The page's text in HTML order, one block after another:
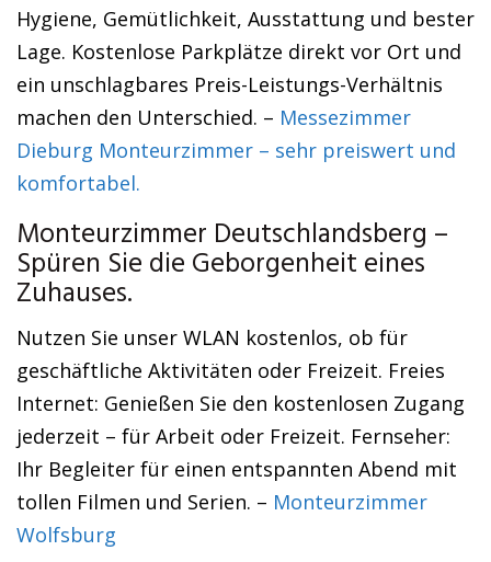
Hygiene, Gemütlichkeit, Ausstattung und bester
Lage. Kostenlose Parkplätze direkt vor Ort und
ein unschlagbares Preis-Leistungs-Verhältnis
machen den Unterschied. – Messezimmer
Dieburg Monteurzimmer – sehr preiswert und
komfortabel.
Monteurzimmer Deutschlandsberg –
Spüren Sie die Geborgenheit eines
Zuhauses.
Nutzen Sie unser WLAN kostenlos, ob für
geschäftliche Aktivitäten oder Freizeit. Freies
Internet: Genießen Sie den kostenlosen Zugang
jederzeit – für Arbeit oder Freizeit. Fernseher:
Ihr Begleiter für einen entspannten Abend mit
tollen Filmen und Serien. – Monteurzimmer
Wolfsburg